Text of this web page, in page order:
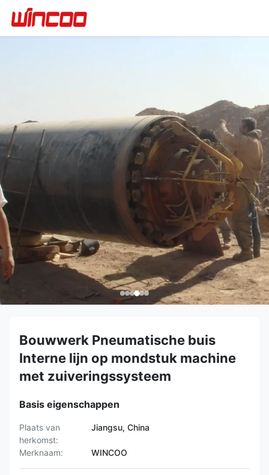
Bouwwerk Pneumatische buis
Interne lijn op mondstuk machine
met zuiveringssysteem
Basis eigenschappen
Plaats van
herkomst:
Jiangsu, China
Merknaam: WINCOO